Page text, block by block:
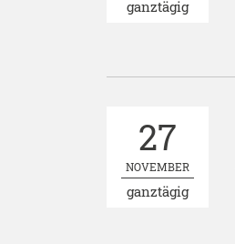
ganztägig
27
NOVEMBER
ganztägig